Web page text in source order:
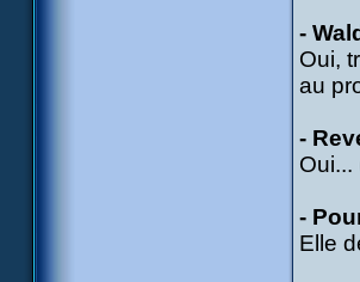
-
Oui,
au
-
-
Elle